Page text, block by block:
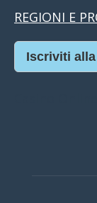
REGIONI E
Iscriviti